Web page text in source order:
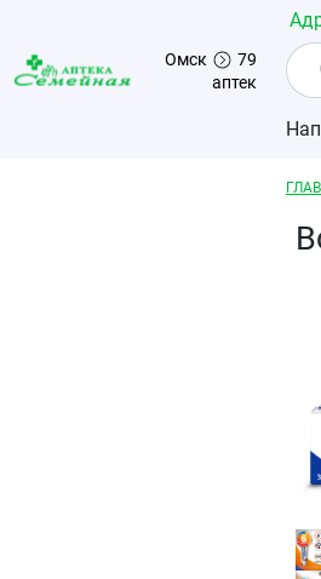
Перейти к основному содержанию
Омск
79
аптек